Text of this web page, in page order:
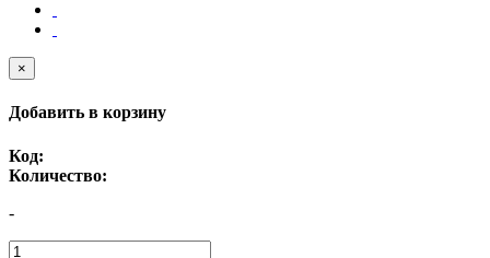
×
Добавить в корзину
Код:
Количество:
-